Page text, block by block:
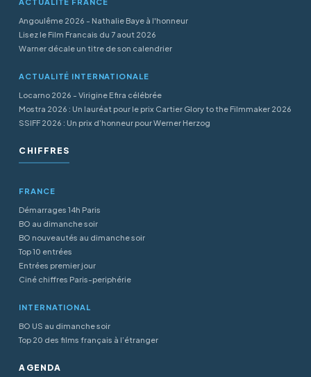
ACTUALITÉ FRANCE
Angoulême 2026 - Nathalie Baye à l'honneur
Lisez le Film Francais du 7 aout 2026
Warner décale un titre de son calendrier
ACTUALITÉ INTERNATIONALE
Locarno 2026 - Virigine Efira célébrée
Mostra 2026 : Un lauréat pour le prix Cartier Glory to the Filmmaker 2026
SSIFF 2026 : Un prix d’honneur pour Werner Herzog
CHIFFRES
FRANCE
Démarrages 14h Paris
BO au dimanche soir
BO nouveautés au dimanche soir
Top 10 entrées
Entrées premier jour
Ciné chiffres Paris-periphérie
INTERNATIONAL
BO US au dimanche soir
Top 20 des films français à l’étranger
AGENDA